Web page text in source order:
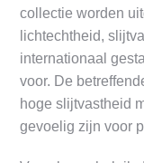
collectie worden
lichtechtheid,
internationaal
voor. De
hoge slijtvastheid
gevoelig zijn voor